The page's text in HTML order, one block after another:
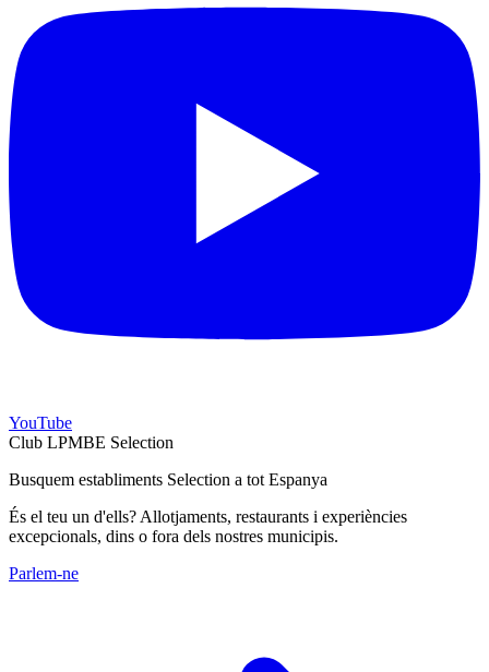
YouTube
Club LPMBE Selection
Busquem establiments Selection a tot Espanya
És el teu un d'ells? Allotjaments, restaurants i experiències
excepcionals, dins o fora dels nostres municipis.
Parlem-ne